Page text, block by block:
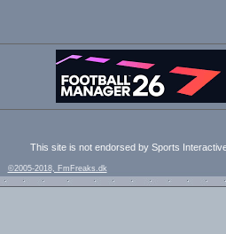
This site is not endorsed by Sports
©2005-2018, FmFreaks.dk